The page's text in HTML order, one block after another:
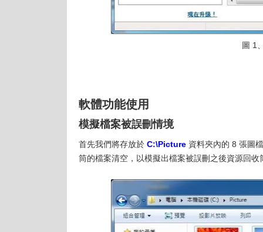
圖 1
軟體功能使用
模擬檔案被誤刪情境
首先我們將存放於 C:\Picture 資料夾內的 8 張圖
筒的檔案清空，以模擬出檔案被誤刪之後資源回